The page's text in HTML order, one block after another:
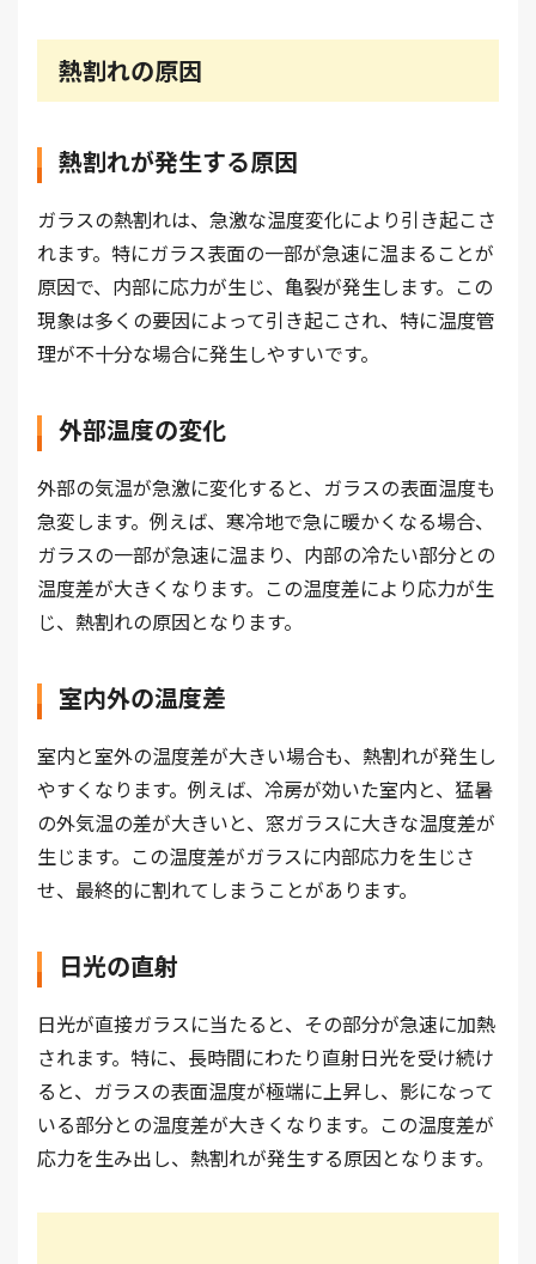
熱割れの原因
熱割れが発生する原因
ガラスの熱割れは、急激な温度変化により引き起こさ
れます。特にガラス表面の一部が急速に温まることが
原因で、内部に応力が生じ、亀裂が発生します。この
現象は多くの要因によって引き起こされ、特に温度管
理が不十分な場合に発生しやすいです。
外部温度の変化
外部の気温が急激に変化すると、ガラスの表面温度も
急変します。例えば、寒冷地で急に暖かくなる場合、
ガラスの一部が急速に温まり、内部の冷たい部分との
温度差が大きくなります。この温度差により応力が生
じ、熱割れの原因となります。
室内外の温度差
室内と室外の温度差が大きい場合も、熱割れが発生し
やすくなります。例えば、冷房が効いた室内と、猛暑
の外気温の差が大きいと、窓ガラスに大きな温度差が
生じます。この温度差がガラスに内部応力を生じさ
せ、最終的に割れてしまうことがあります。
日光の直射
日光が直接ガラスに当たると、その部分が急速に加熱
されます。特に、長時間にわたり直射日光を受け続け
ると、ガラスの表面温度が極端に上昇し、影になって
いる部分との温度差が大きくなります。この温度差が
応力を生み出し、熱割れが発生する原因となります。